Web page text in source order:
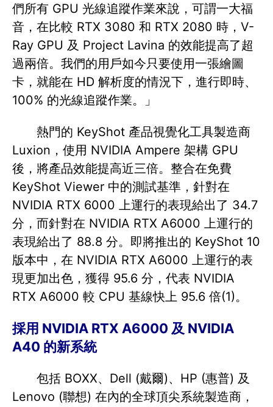
們所有 GPU 光線追蹤作業來說，可謂一大福
音，在比較 RTX 3080 和 RTX 2080 時，V-
Ray GPU 及 Project Lavina 的效能提高了超
過兩倍。我們的用戶如今只要使用一張繪圖
卡，就能在 HD 解析度的情況下，進行即時、
100% 的光線追蹤作業。」
熱門的 KeyShot 產品視覺化工具製造商
Luxion，使用 NVIDIA Ampere 架構 GPU
後，將產品效能提高近三倍。整合在免費
KeyShot Viewer 中的測試基準，針對在
NVIDIA RTX 6000 上運行的表現給出了 34.7
分，而針對在 NVIDIA RTX A6000 上運行的
表現給出了 88.8 分。即將推出的 KeyShot 10
版本中，在 NVIDIA RTX A6000 上運行的表
現更加出色，獲得 95.6 分，代表 NVIDIA
RTX A6000 較 CPU 基線快上 95.6 倍(1)。
採用 NVIDIA RTX A6000 及 NVIDIA
A40 的新系統
包括 BOXX、Dell (戴爾)、HP (惠普) 及
Lenovo (聯想) 在內的全球頂尖系統製造商，